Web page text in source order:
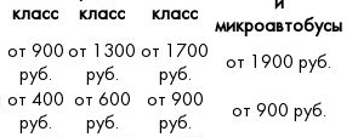
класс
класс
класс
микроавтобусы
от 900
руб.
от 1300
руб.
от 1700
руб.
от 1900 руб.
от 400
руб.
от 600
руб.
от 900
руб.
от 900 руб.